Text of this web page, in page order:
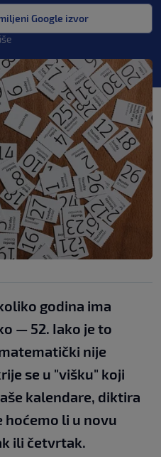
Google izvor
godina ima
— 52. Iako je to
nije
se u "višku" koji
kalendare, diktira
hoćemo li u novu
ili četvrtak.